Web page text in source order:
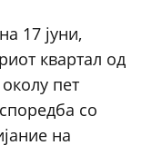
17 јуни,
квартал од
пет
со
на